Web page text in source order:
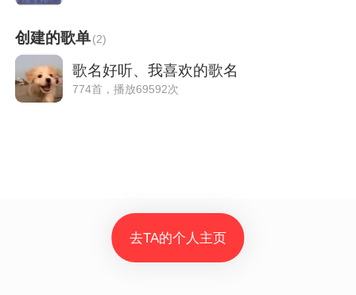
创建的歌单(2)
歌名好听、我喜欢的歌名
774首，播放69592次
去TA的个人主页